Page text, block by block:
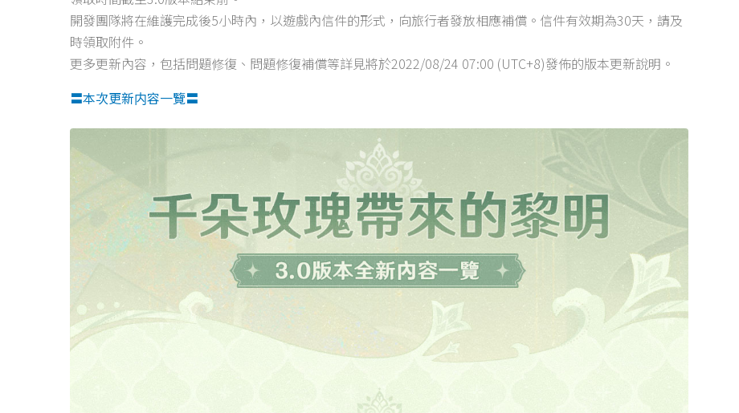
開發團隊將在維護完成後5小時內，以遊戲內信件的形式，向旅行者發放相應補償。信件有效期為30天，請及
時領取附件。
更多更新內容，包括問題修復、問題修復補償等詳見將於2022/08/24 07:00 (UTC+8)發佈的版本更新說明。
〓本次更新内容一覽〓